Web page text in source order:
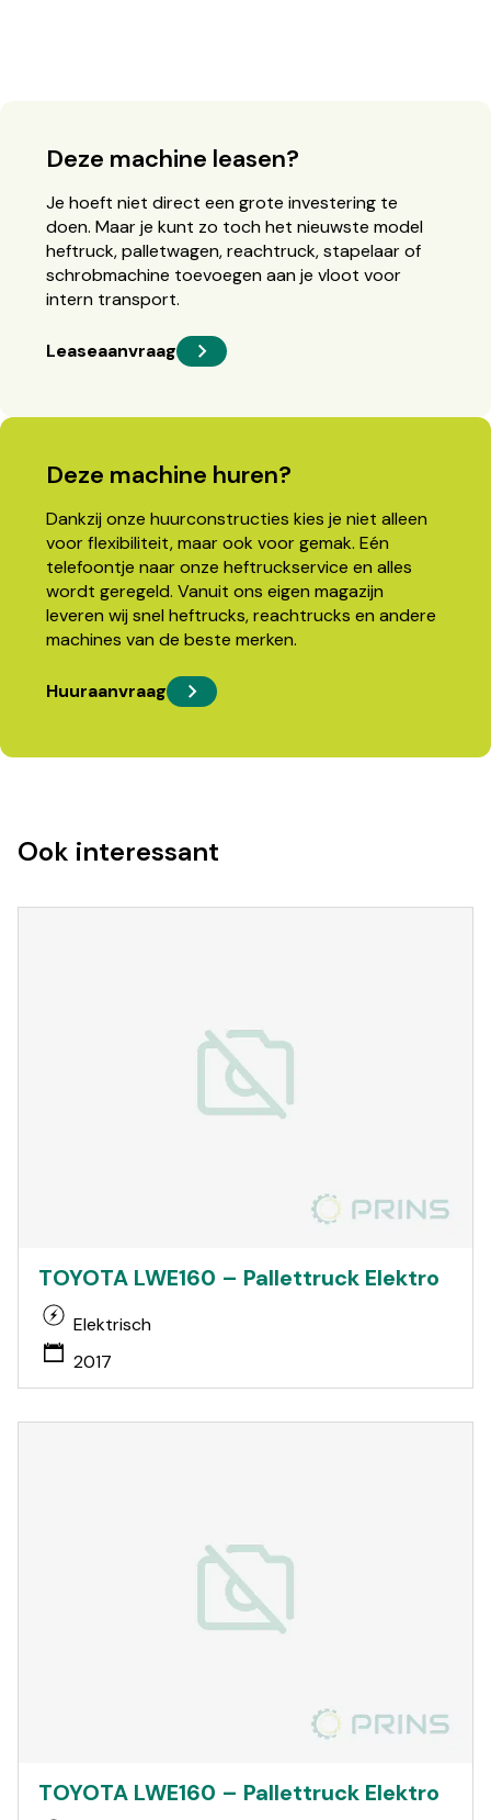
Deze machine leasen?
Je hoeft niet direct een grote investering te
doen. Maar je kunt zo toch het nieuwste model
heftruck, palletwagen, reachtruck, stapelaar of
schrobmachine toevoegen aan je vloot voor
intern transport.
Leaseaanvraag
Deze machine huren?
Dankzij onze huurconstructies kies je niet alleen
voor flexibiliteit, maar ook voor gemak. Eén
telefoontje naar onze heftruckservice en alles
wordt geregeld. Vanuit ons eigen magazijn
leveren wij snel heftrucks, reachtrucks en andere
machines van de beste merken.
Huuraanvraag
Ook interessant
TOYOTA LWE160 – Pallettruck Elektro
Elektrisch
2017
TOYOTA LWE160 – Pallettruck Elektro